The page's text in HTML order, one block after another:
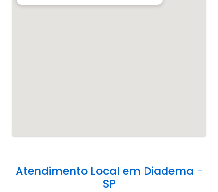
Atendimento Local em Diadema -
SP